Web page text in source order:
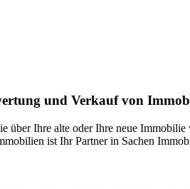
und Verkauf von
Ihre alte oder Ihre neue
ist Ihr Partner in Sachen